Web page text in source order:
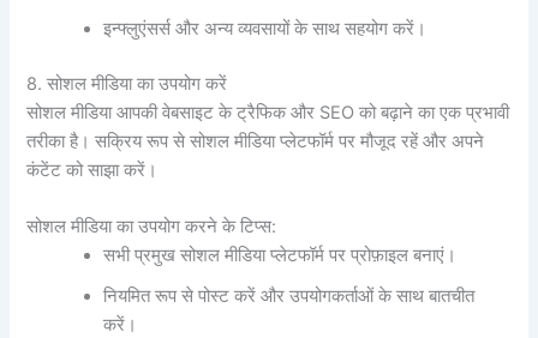
इन्फ्लुएंसर्स और अन्य व्यवसायों के साथ सहयोग करें।
8. सोशल मीडिया का उपयोग करें
सोशल मीडिया आपकी वेबसाइट के ट्रैफिक और SEO को बढ़ाने का एक प्रभावी
तरीका है। सक्रिय रूप से सोशल मीडिया प्लेटफॉर्म पर मौजूद रहें और अपने
कंटेंट को साझा करें।
सोशल मीडिया का उपयोग करने के टिप्स:
सभी प्रमुख सोशल मीडिया प्लेटफॉर्म पर प्रोफ़ाइल बनाएं।
नियमित रूप से पोस्ट करें और उपयोगकर्ताओं के साथ बातचीत
करें।